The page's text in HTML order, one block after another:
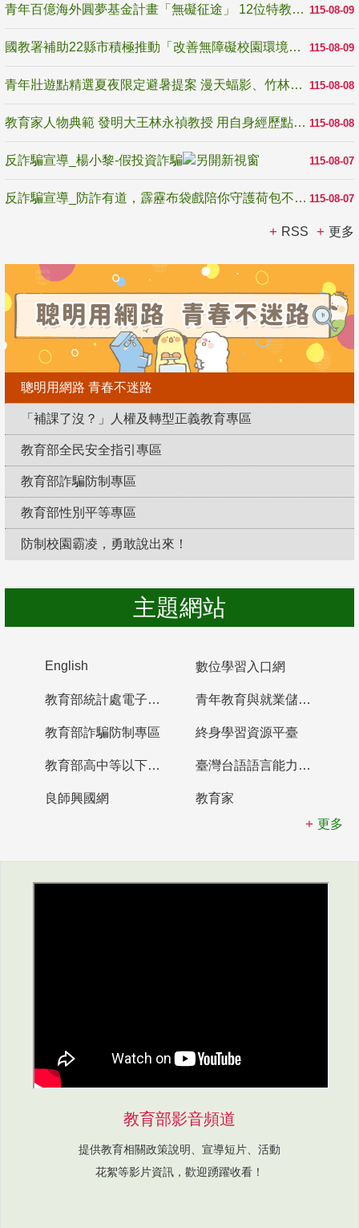
115-08-09
青年百億海外圓夢基金計畫「無礙征途」 12位特教與弱勢青年勇闖西班牙 跨越感官限制見證生命蛻變
115-08-09
國教署補助22縣市積極推動「改善無障礙校園環境計畫」 打造友善、安全、無礙學習空間
115-08-08
青年壯遊點精選夏夜限定避暑提案 漫天蝠影、竹林尋蛙、茶香夜觀 邀青年暮色出發
115-08-08
教育家人物典範 發明大王林永禎教授 用自身經歷點亮學生的路
115-08-07
反詐騙宣導_楊小黎-假投資詐騙
115-08-07
反詐騙宣導_防詐有道，霹靂布袋戲陪你守護荷包不受騙
RSS 更多
聰明用網路 青春不迷路
「補課了沒？」人權及轉型正義教育專區
教育部全民安全指引專區
教育部詐騙防制專區
教育部性別平等專區
防制校園霸凌，勇敢說出來！
主題網站
English 數位學習入口網
教育部統計處電子書櫃 青年教育與就業儲蓄帳戶
教育部詐騙防制專區 終身學習資源平臺
教育部高中等以下學校及幼兒園教師資格檢定考試 臺灣台語語言能力認證網站
良師興國網
教育家
更多
教育部影音頻道
提供教育相關政策說明、宣導短片、活動
花絮等影片資訊，歡迎踴躍收看！